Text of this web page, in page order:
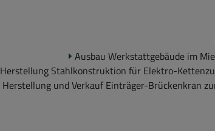
Aus­bau Werk­statt­ge­bäu­de im
Her­stel­lung Stahl­kon­struk­ti­on für Elektro-​
Her­stel­lung und Ver­kauf Einträger-​Brückenkran